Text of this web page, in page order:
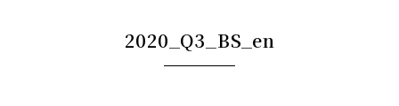
2020_Q3_BS_en